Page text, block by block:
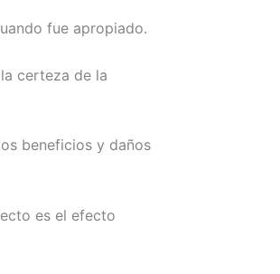
fue apropiado.
certeza de la
beneficios y daños
es el efecto